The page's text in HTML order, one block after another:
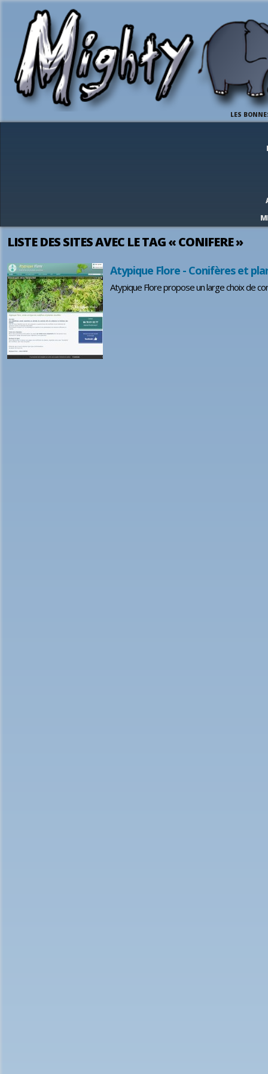
LES
LISTE DES SITES AVEC LE TAG « CONIFERE »
Atypique Flore - Conifères et
Atypique Flore propose un large choix de